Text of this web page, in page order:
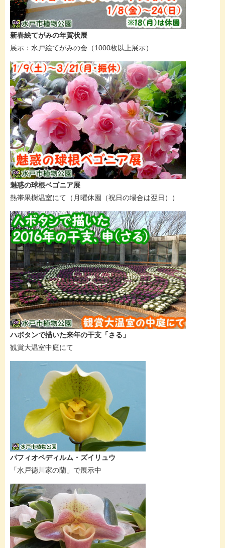
新春絵てがみの年賀状展
展示：水戸絵てがみの会（1000枚以上展示）
魅惑の球根ベゴニア展
熱帯果樹温室にて（月曜休園（祝日の場合は翌日））
ハボタンで描いた来年の干支「さる」
観賞大温室中庭にて
パフィオペディルム・ズイリュウ
「水戸徳川家の蘭」で展示中